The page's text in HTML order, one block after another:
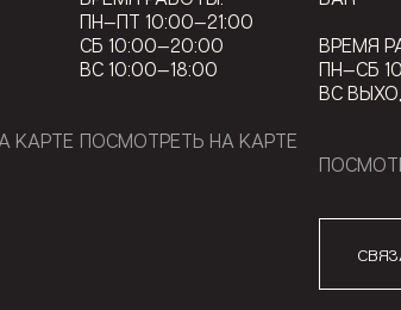
КАРТЕ
ПН—ПТ 10:00—21:00
СБ 10:00—20:00
ВС 10:00—18:00
ПОСМОТРЕТЬ НА КАРТЕ
ВРЕМЯ
ПН—СБ
ВС